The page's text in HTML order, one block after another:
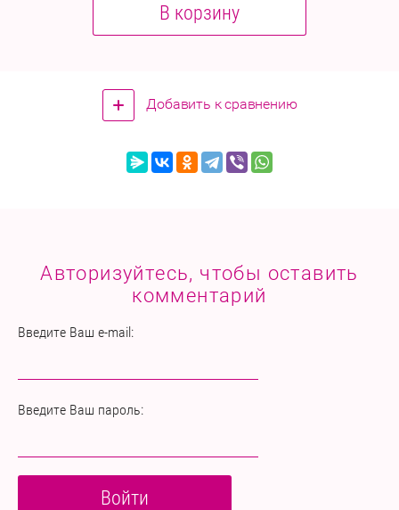
В корзину
Добавить к сравнению
Авторизуйтесь, чтобы оставить
комментарий
Введите Ваш e-mail:
Введите Ваш пароль:
Войти